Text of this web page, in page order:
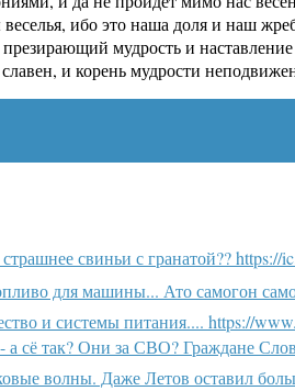
ибо это наша доля и наш
мудрость и
и корень мудрости
свиньи с гранатой?? https://
для машины... Ато самогон
и системы питания.... https://
а сё так? Они за СВО? Граждане
волны. Даже Летов оставил